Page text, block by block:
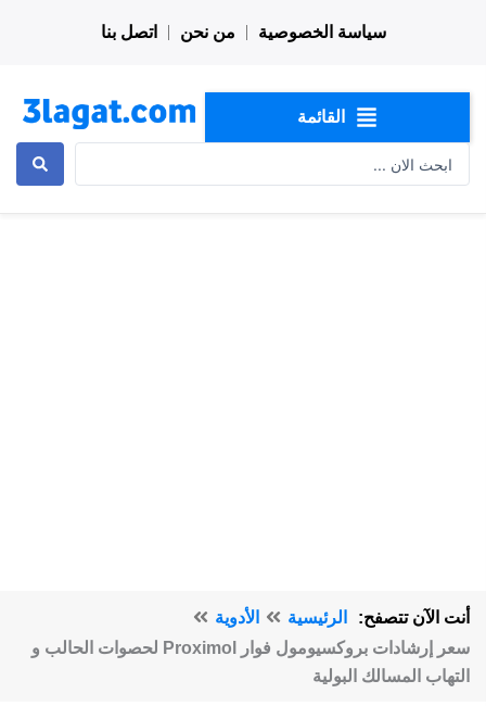
سياسة الخصوصية من نحن اتصل بنا
القائمة
أنت الآن تتصفح: الرئيسية
الأدوية
سعر إرشادات بروكسيومول فوار Proximol لحصوات الحالب و
التهاب المسالك البولية